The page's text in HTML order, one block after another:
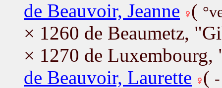
de Beauvoir, Jeanne (
× 1260 de Beaumetz,
× 1270 de Luxembourg,
de Beauvoir, Laurette (